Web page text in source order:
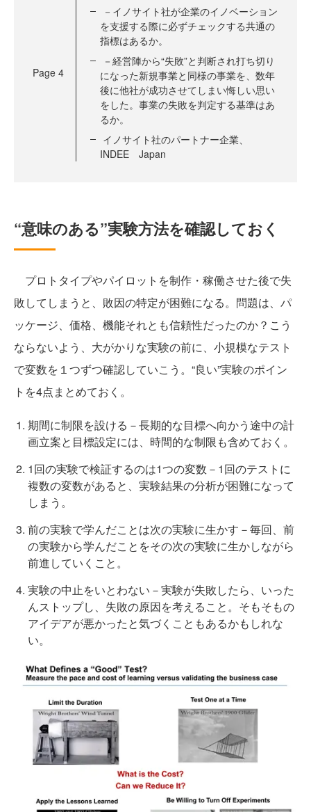
Page 4
－イノサイト社が企業のイノベーション
を支援する際に必ずチェックする共通の
指標はあるか。
－経営陣から“失敗”と判断され打ち切り
になった新規事業と同様の事業を、数年
後に他社が成功させてしまい悔しい思い
をした。事業の失敗を判定する基準はあ
るか。
イノサイト社のパートナー企業、
INDEE Japan
“意味のある”実験方法を確認しておく
プロトタイプやパイロットを制作・稼働させた後で失
敗してしまうと、敗因の特定が困難になる。問題は、パ
ッケージ、価格、機能それとも信頼性だったのか？こう
ならないよう、大がかりな実験の前に、小規模なテスト
で変数を１つずつ確認していこう。“良い”実験のポイン
トを4点まとめておく。
期間に制限を設ける－長期的な目標へ向かう途中の計
画立案と目標設定には、時間的な制限も含めておく。
1回の実験で検証するのは1つの変数－1回のテストに
複数の変数があると、実験結果の分析が困難になって
しまう。
前の実験で学んだことは次の実験に生かす－毎回、前
の実験から学んだことをその次の実験に生かしながら
前進していくこと。
実験の中止をいとわない－実験が失敗したら、いった
んストップし、失敗の原因を考えること。そもそもの
アイデアが悪かったと気づくこともあるかもしれな
い。